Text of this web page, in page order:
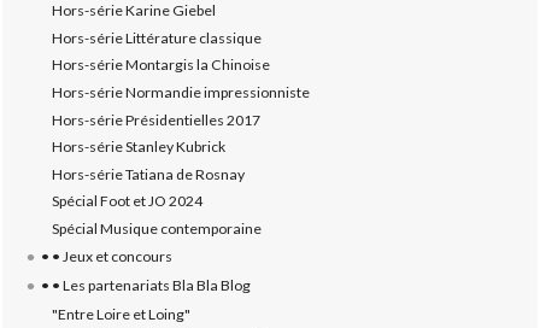
Hors-série Karine Giebel
Hors-série Littérature classique
Hors-série Montargis la Chinoise
Hors-série Normandie impressionniste
Hors-série Présidentielles 2017
Hors-série Stanley Kubrick
Hors-série Tatiana de Rosnay
Spécial Foot et JO 2024
Spécial Musique contemporaine
• • Jeux et concours
• • Les partenariats Bla Bla Blog
"Entre Loire et Loing"